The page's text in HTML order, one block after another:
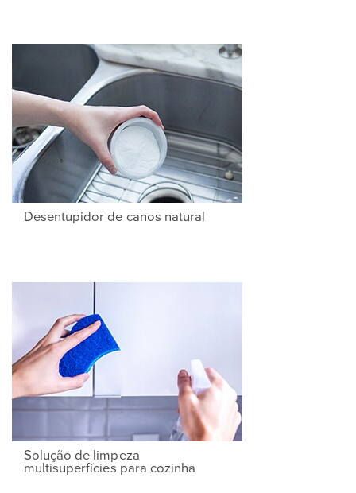
Desentupidor de canos natural
Solução de limpeza
multisuperfícies para cozinha